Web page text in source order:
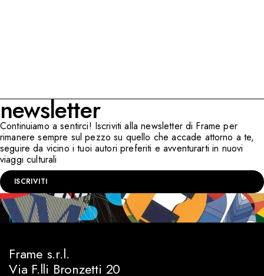
newsletter
Continuiamo a sentirci! Iscriviti alla newsletter di Frame per
rimanere sempre sul pezzo su quello che accade attorno a te,
seguire da vicino i tuoi autori preferiti e avventurarti in nuovi
viaggi culturali
ISCRIVITI
Frame s.r.l.
Via F.lli Bronzetti 20